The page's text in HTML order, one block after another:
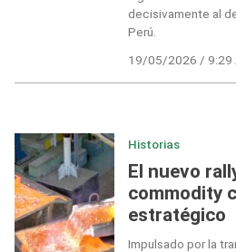
decisivamente al
Perú.
19/05/2026 / 9:29
Historias
El nuevo
commodity
estratégico
Impulsado por la